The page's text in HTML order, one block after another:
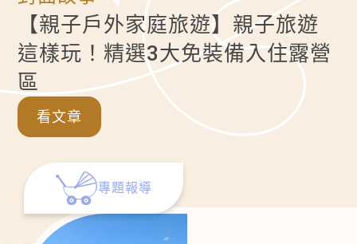
【親子戶外家庭旅遊】親子旅遊
這樣玩！精選3大免裝備入住露營
區
看文章
專題報導